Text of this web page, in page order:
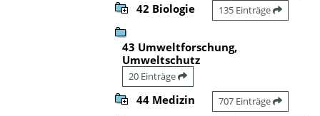
42 Biologie 135 Einträge
43 Umweltforschung,
Umweltschutz
20 Einträge
44 Medizin 707 Einträge